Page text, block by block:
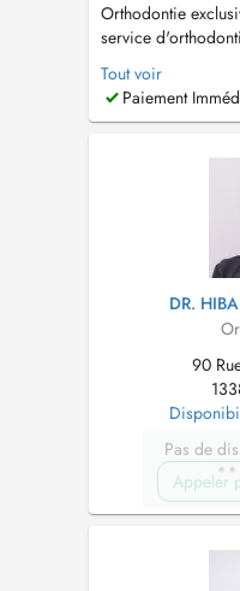
Orthodontie
service
AP-HP - service
Masterclass
ALSIOUFI a reçu
exclusivement
Tout voir
Paiement
DR.
90
Pas de
Appeler